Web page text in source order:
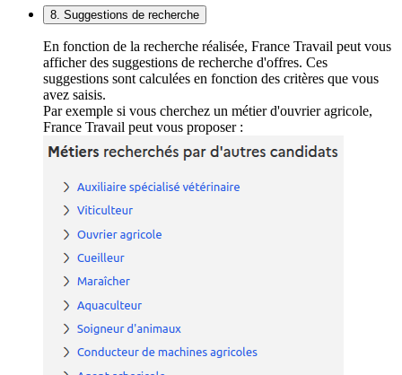
8. Suggestions de recherche
En fonction de la recherche réalisée, France Travail peut vous
afficher des suggestions de recherche d'offres. Ces
suggestions sont calculées en fonction des critères que vous
avez saisis.
Par exemple si vous cherchez un métier d'ouvrier agricole,
France Travail peut vous proposer :